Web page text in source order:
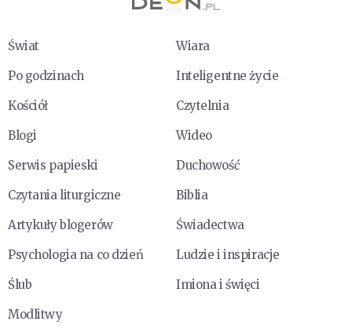
Świat
Wiara
Po godzinach
Inteligentne życie
Kościół
Czytelnia
Blogi
Wideo
Serwis papieski
Duchowość
Czytania liturgiczne
Biblia
Artykuły blogerów
Świadectwa
Psychologia na co dzień
Ludzie i inspiracje
Ślub
Imiona i święci
Modlitwy